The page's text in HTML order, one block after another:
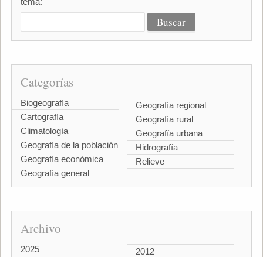
Categorías
Biogeografía
Cartografía
Climatología
Geografía de la población
Geografía económica
Geografía general
Geografía regional
Geografía rural
Geografía urbana
Hidrografía
Relieve
Archivo
2025 2012